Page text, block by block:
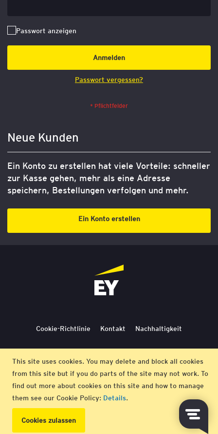
This site uses cookies. You may delete and block all cookies
from this site but if you do parts of the site may not work. To
find out more about cookies on this site and how to manage
them see our Cookie Policy: Details.
Cookies zulassen
Passwort anzeigen
Anmelden
Passwort vergessen?
Neue Kunden
Ein Konto zu erstellen hat viele Vorteile: schneller
zur Kasse gehen, mehr als eine Adresse
speichern, Bestellungen verfolgen und mehr.
Ein Konto erstellen
Cookie-Richtlinie Kontakt Nachhaltigkeit
Impressum
© EY 2026 |Datenschutz-Bestimmungen